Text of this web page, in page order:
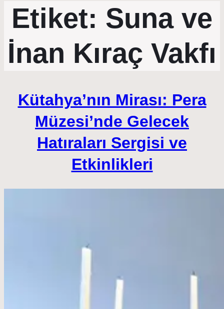
Etiket: Suna ve
İnan Kıraç Vakfı
Kütahya’nın Mirası: Pera
Müzesi’nde Gelecek
Hatıraları Sergisi ve
Etkinlikleri